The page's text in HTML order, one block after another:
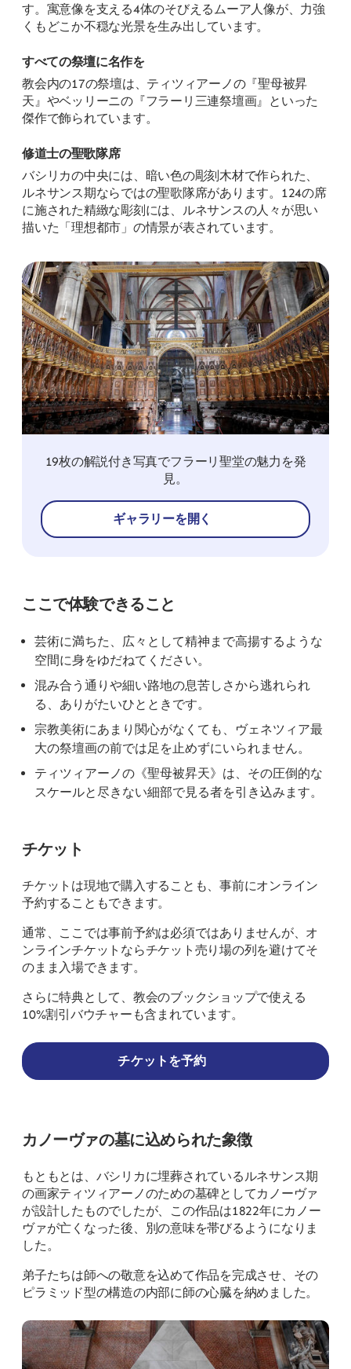
す。寓意像を支える4体のそびえるムーア人像が、力強
くもどこか不穏な光景を生み出しています。
すべての祭壇に名作を
教会内の17の祭壇は、ティツィアーノの『聖母被昇
天』やベッリーニの『フラーリ三連祭壇画』といった
傑作で飾られています。
修道士の聖歌隊席
バシリカの中央には、暗い色の彫刻木材で作られた、
ルネサンス期ならではの聖歌隊席があります。124の席
に施された精緻な彫刻には、ルネサンスの人々が思い
描いた「理想都市」の情景が表されています。
19枚の解説付き写真でフラーリ聖堂の魅力を発
見。
ギャラリーを開く
ここで体験できること
芸術に満ちた、広々として精神まで高揚するような
空間に身をゆだねてください。
混み合う通りや細い路地の息苦しさから逃れられ
る、ありがたいひとときです。
宗教美術にあまり関心がなくても、ヴェネツィア最
大の祭壇画の前では足を止めずにいられません。
ティツィアーノの《聖母被昇天》は、その圧倒的な
スケールと尽きない細部で見る者を引き込みます。
チケット
チケットは現地で購入することも、事前にオンライン
予約することもできます。
通常、ここでは事前予約は必須ではありませんが、オ
ンラインチケットならチケット売り場の列を避けてそ
のまま入場できます。
さらに特典として、教会のブックショップで使える
10%割引バウチャーも含まれています。
チケットを予約
カノーヴァの墓に込められた象徴
もともとは、バシリカに埋葬されているルネサンス期
の画家ティツィアーノのための墓碑としてカノーヴァ
が設計したものでしたが、この作品は1822年にカノー
ヴァが亡くなった後、別の意味を帯びるようになりま
した。
弟子たちは師への敬意を込めて作品を完成させ、その
ピラミッド型の構造の内部に師の心臓を納めました。